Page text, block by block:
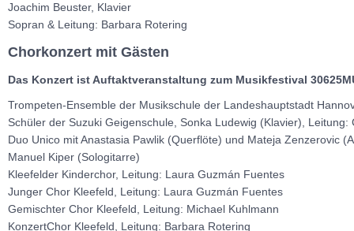
Joachim Beuster, Klavier
Sopran & Leitung: Barbara Rotering
Chorkonzert mit Gästen
Das Konzert ist Auftaktveranstaltung zum Musikfestival
Trompeten-Ensemble der Musikschule der Landeshauptstadt
Schüler der Suzuki Geigenschule, Sonka Ludewig (Klavier), Leitung:
Duo Unico mit Anastasia Pawlik (Querflöte) und Mateja Zenzerovic
Manuel Kiper (Sologitarre)
Kleefelder Kinderchor, Leitung: Laura Guzmán Fuentes
Junger Chor Kleefeld, Leitung: Laura Guzmán Fuentes
Gemischter Chor Kleefeld, Leitung: Michael Kuhlmann
KonzertChor Kleefeld, Leitung: Barbara Rotering